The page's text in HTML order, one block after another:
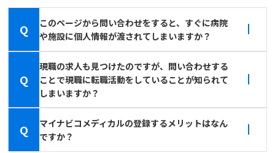
Q
このページから問い合わせをすると、すぐに病院
や施設に個人情報が渡されてしまいますか？
Q
現職の求人も見つけたのですが、問い合わせする
ことで現職に転職活動をしていることが知られて
しまいますか？
Q
マイナビコメディカルの登録するメリットはなん
ですか？